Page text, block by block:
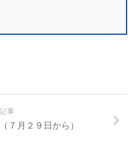
事
７月２９日から）